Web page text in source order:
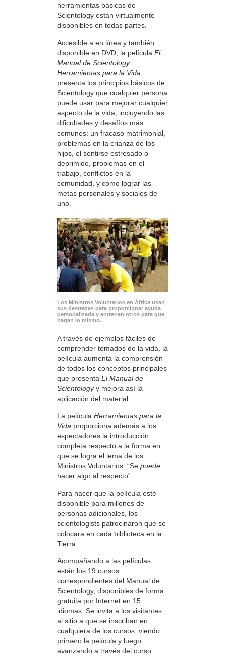
herramientas básicas de
Scientology están virtualmente
disponibles en todas partes.
Accesible a en línea y también
disponible en DVD, la película El
Manual de Scientology:
Herramientas para la Vida
presenta los principios básicos de
Scientology que cualquier persona
puede usar para mejorar cualquier
aspecto de la vida, incluyendo las
dificultades y desafíos más
comunes: un fracaso matrimonial,
problemas en la crianza de los
hijos, el sentirse estresado o
deprimido, problemas en el
trabajo, conflictos en la
comunidad, y cómo lograr las
metas personales y sociales de
uno.
Los Ministros Voluntarios en África usan
sus destrezas para proporcionar ayuda
personalizada y entrenan otros para que
hagan lo mismo.
A través de ejemplos fáciles de
comprender tomados de la vida, la
película aumenta la comprensión
de todos los conceptos principales
que presenta El Manual de
Scientologyy mejora así la
aplicación del material.
La película Herramientas para la
Vida proporciona además a los
espectadores la introducción
completa respecto a la forma en
que se logra el lema de los
Ministros Voluntarios: “Se puede
hacer algo al respecto”.
Para hacer que la película esté
disponible para millones de
personas adicionales, los
scientologists patrocinaron que se
colocara en cada biblioteca en la
Tierra.
Acompañando a las películas
están los 19 cursos
correspondientes del Manual de
Scientology, disponibles de forma
gratuita por Internet en 15
idiomas. Se invita a los visitantes
al sitio a que se inscriban en
cualquiera de los cursos, viendo
primero la película y luego
avanzando a través del curso.